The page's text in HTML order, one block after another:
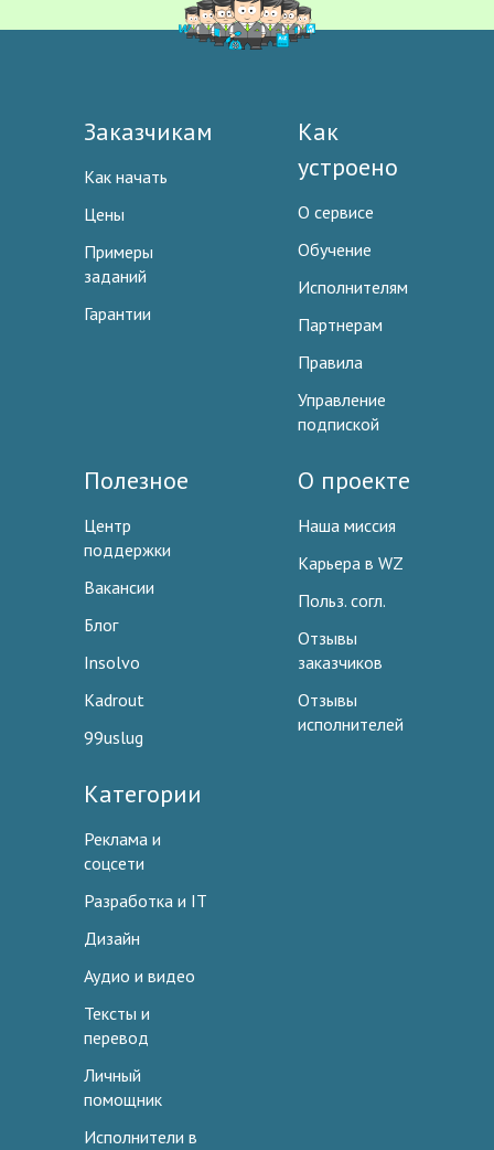
Заказчикам
Как начать
Цены
Примеры
заданий
Гарантии
Как
устроено
О сервисе
Обучение
Исполнителям
Партнерам
Правила
Управление
подпиской
Полезное
Центр
поддержки
Вакансии
Блог
Insolvo
Kadrout
99uslug
О проекте
Наша миссия
Карьера в WZ
Польз. согл.
Отзывы
заказчиков
Отзывы
исполнителей
Категории
Реклама и
соцсети
Разработка и IT
Дизайн
Аудио и видео
Тексты и
перевод
Личный
помощник
Исполнители в